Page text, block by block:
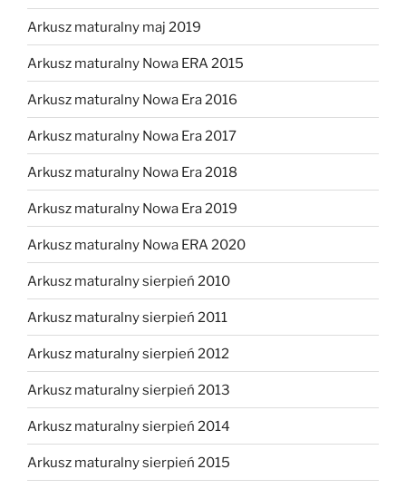
Arkusz maturalny maj 2019
Arkusz maturalny Nowa ERA 2015
Arkusz maturalny Nowa Era 2016
Arkusz maturalny Nowa Era 2017
Arkusz maturalny Nowa Era 2018
Arkusz maturalny Nowa Era 2019
Arkusz maturalny Nowa ERA 2020
Arkusz maturalny sierpień 2010
Arkusz maturalny sierpień 2011
Arkusz maturalny sierpień 2012
Arkusz maturalny sierpień 2013
Arkusz maturalny sierpień 2014
Arkusz maturalny sierpień 2015